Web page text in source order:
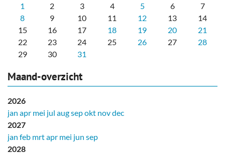
1
2 3 4 5 6
7
8
9 10 11 12 13
14
15
16 17 18 19 20
21
22
23 24 25 26 27
28
29
30 31
Maand-overzicht
2026
jan apr mei jul augsepokt novdec
2027
jan feb mrtapr mei jun sep
2028